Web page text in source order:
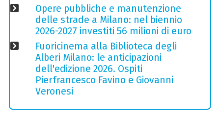
Opere pubbliche e manutenzione
delle strade a Milano: nel biennio
2026-2027 investiti 56 milioni di euro
Fuoricinema alla Biblioteca degli
Alberi Milano: le anticipazioni
dell'edizione 2026. Ospiti
Pierfrancesco Favino e Giovanni
Veronesi